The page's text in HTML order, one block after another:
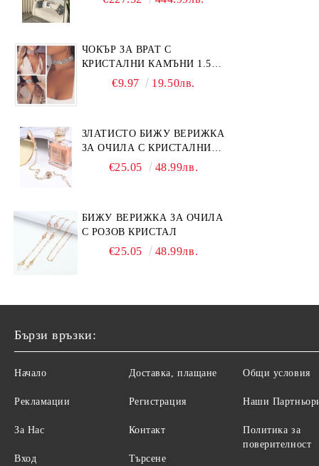
ЧОКЪР ЗА ВРАТ С
КРИСТАЛНИ КАМЪНИ 1.5
€9.97 19.50лв.
ЗЛАТИСТО БИЖУ ВЕРИЖКА
ЗА ОЧИЛА С КРИСТАЛНИ
КАМЪНИ И ПЕРЛИ
€25.05 48.99лв.
БИЖУ ВЕРИЖКА ЗА ОЧИЛА
С РОЗОВ КРИСТАЛ
€25.05 48.99лв.
Бързи връзки:
Начало
Рекламации
За Нас
Вход
Доставка, плащане
Регистрация
Контакт
Търсене
Общи условия
Наши
Политика за
поверителност